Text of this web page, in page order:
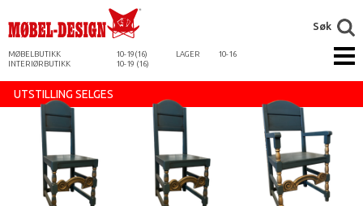
MØBELBUTIKK 10-19(16) LAGER
10-16
INTERIØRBUTIKK
10-19 (16)
Søk
UTSTILLING SELGES